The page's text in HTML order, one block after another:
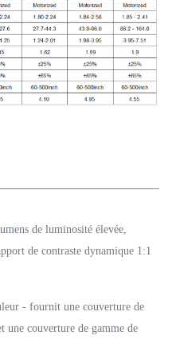
de luminosité élevée,
de contraste dynamique 1:1
- fournit une couverture de
une couverture de gamme de